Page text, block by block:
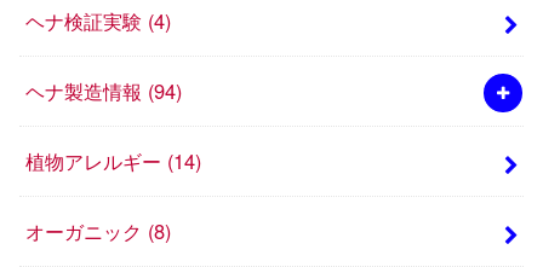
ヘナ検証実験 (4)
ヘナ製造情報 (94)
植物アレルギー (14)
オーガニック (8)